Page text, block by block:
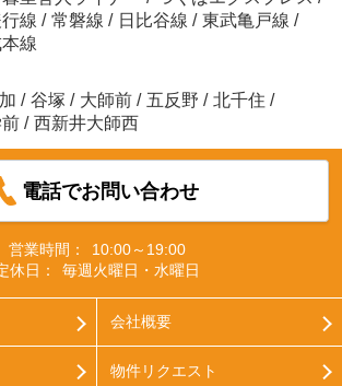
線 / 常磐線 / 日比谷線 / 東武亀戸線 /
線
/ 谷塚 / 大師前 / 五反野 / 北千住 /
/ 西新井大師西
電話でお問い合わせ
営業時間：
10:00～19:00
休日：
毎週火曜日・水曜日
会社概要
物件リクエスト